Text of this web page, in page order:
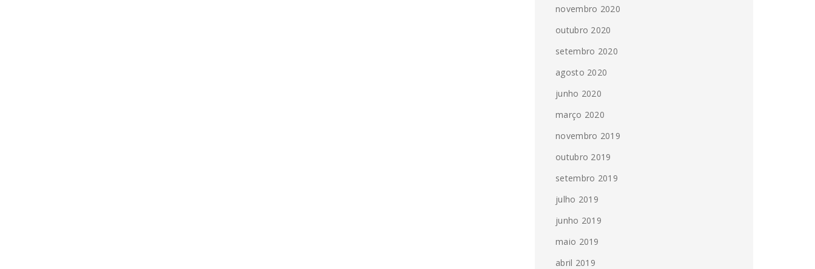
novembro 2020
outubro 2020
setembro 2020
agosto 2020
junho 2020
março 2020
novembro 2019
outubro 2019
setembro 2019
julho 2019
junho 2019
maio 2019
abril 2019